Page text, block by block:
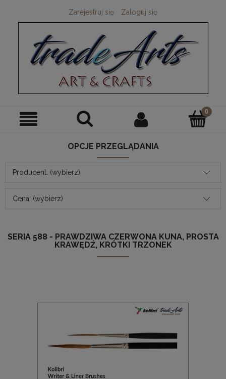
Zarejestruj się Zaloguj się
OPCJE PRZEGLĄDANIA
Producent: (wybierz)
Cena: (wybierz)
SERIA 588 - PRAWDZIWA CZERWONA KUNA, PROSTA
KRAWĘDŹ, KRÓTKI TRZONEK